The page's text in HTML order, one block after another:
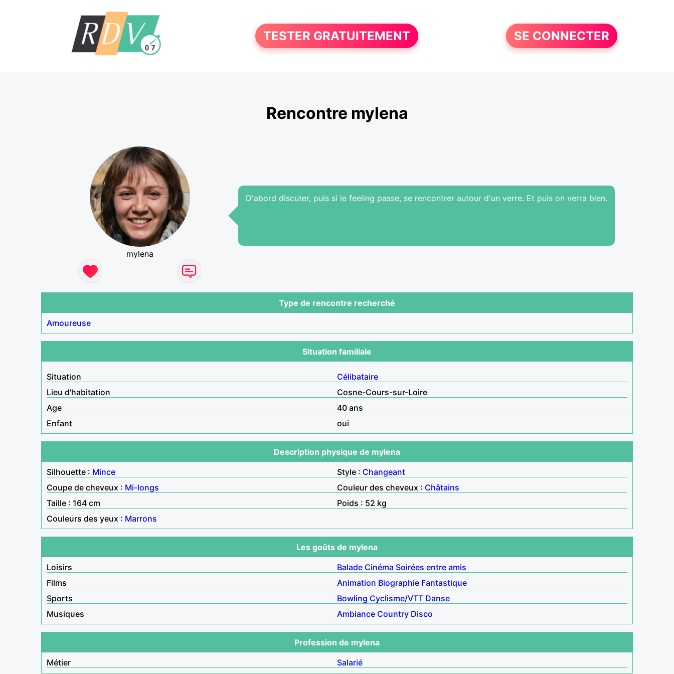
TESTER GRATUITEMENT SE CONNECTER
Rencontre mylena
mylena
D'abord discuter, puis si le feeling passe, se rencontrer autour d'un verre. Et puis on verra bien.
Type de rencontre recherché
Amoureuse
Situation familiale
Situation
Célibataire
Lieu d'habitation
Cosne-Cours-sur-Loire
Age
40 ans
Enfant
oui
Description physique de mylena
Silhouette : Mince Style : Changeant
Coupe de cheveux : Mi-longs Couleur des cheveux : Châtains
Taille : 164 cm
Poids : 52 kg
Couleurs des yeux : Marrons
Les goûts de mylena
Loisirs
Balade Cinéma Soirées entre amis
Films
Animation Biographie Fantastique
Sports
Bowling Cyclisme/VTT Danse
Musiques
Ambiance Country Disco
Profession de mylena
Métier
Salarié